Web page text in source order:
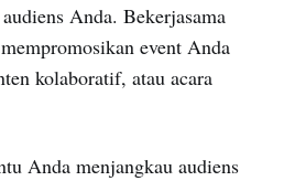
Anda. Bekerjasama
event Anda
kolaboratif, atau acara
Anda menjangkau audiens